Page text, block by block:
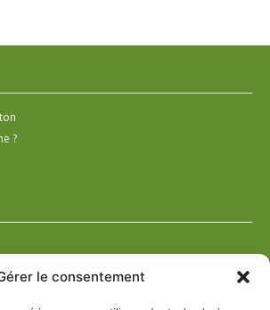
le consentement
?